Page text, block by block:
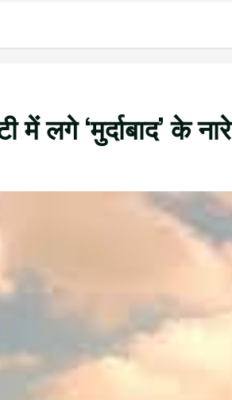
लगे ‘मुर्दाबाद’ के नारे